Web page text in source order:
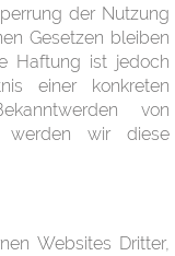
der Nutzung
Gesetzen bleiben
Haftung ist jedoch
einer konkreten
von
werden wir diese
Websites Dritter,